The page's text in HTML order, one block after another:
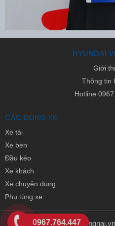
HYUNDAI
Giới
Thông tin
Hotline
CÁC DÒNG XE
Xe tải
Xe ben
Đầu kéo
Xe khách
Xe chuyên dụng
Phụ tùng xe
© 20260967.764.447